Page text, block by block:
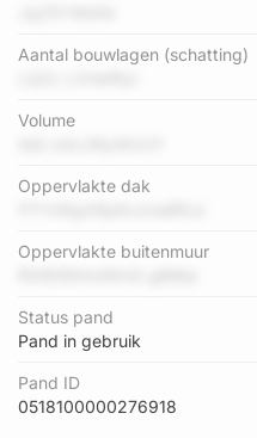
Aantal bouwlagen (schatting)
Volume
Oppervlakte dak
Oppervlakte buitenmuur
Status pand
Pand in gebruik
Pand ID
0518100000276918